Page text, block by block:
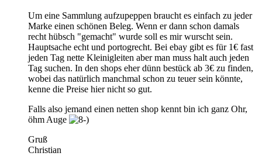
Um eine Sammlung aufzupeppen braucht es einfach zu jeder
Marke einen schönen Beleg. Wenn er dann schon damals
recht hübsch "gemacht" wurde soll es mir wurscht sein.
Hauptsache echt und portogrecht. Bei ebay gibt es für 1€ fast
jeden Tag nette Kleinigleiten aber man muss halt auch jeden
Tag suchen. In den shops eher dünn bestück ab 3€ zu finden,
wobei das natürlich manchmal schon zu teuer sein könnte,
kenne die Preise hier nicht so gut.
Falls also jemand einen netten shop kennt bin ich ganz Ohr,
öhm Auge
Gruß
Christian